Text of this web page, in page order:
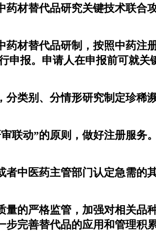
材替代品研究关键技术联合
材替代品研制，按照中药注
申报。申请人在申报前可就
类别、分情形研究制定珍稀
联动”的原则，做好注册服务
中医药主管部门认定急需的
的严格监管，加强对相关品
完善替代品的应用和管理积累